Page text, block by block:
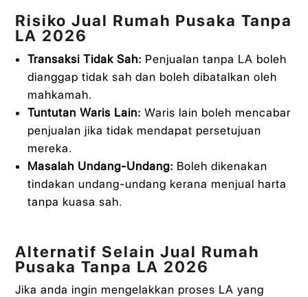
Risiko Jual Rumah Pusaka Tanpa
LA 2026
Transaksi Tidak Sah: Penjualan tanpa LA boleh
dianggap tidak sah dan boleh dibatalkan oleh
mahkamah.
Tuntutan Waris Lain: Waris lain boleh mencabar
penjualan jika tidak mendapat persetujuan
mereka.
Masalah Undang-Undang: Boleh dikenakan
tindakan undang-undang kerana menjual harta
tanpa kuasa sah.
Alternatif Selain Jual Rumah
Pusaka Tanpa LA 2026
Jika anda ingin mengelakkan proses LA yang